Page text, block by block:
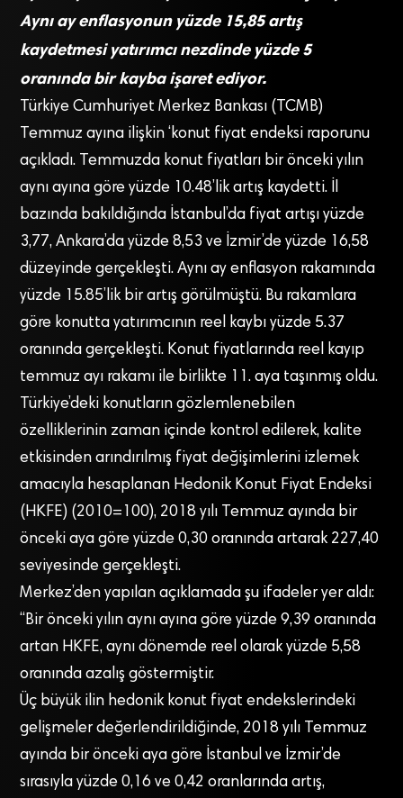
Aynı ay enflasyonun yüzde 15,85 artış
kaydetmesi yatırımcı nezdinde yüzde 5
oranında bir kayba işaret ediyor.
Türkiye Cumhuriyet Merkez Bankası (TCMB)
Temmuz ayına ilişkin ‘konut fiyat endeksi raporunu
açıkladı. Temmuzda konut fiyatları bir önceki yılın
aynı ayına göre yüzde 10.48’lik artış kaydetti. İl
bazında bakıldığında İstanbul’da fiyat artışı yüzde
3,77, Ankara’da yüzde 8,53 ve İzmir’de yüzde 16,58
düzeyinde gerçekleşti. Aynı ay enflasyon rakamında
yüzde 15.85’lik bir artış görülmüştü. Bu rakamlara
göre konutta yatırımcının reel kaybı yüzde 5.37
oranında gerçekleşti. Konut fiyatlarında reel kayıp
temmuz ayı rakamı ile birlikte 11. aya taşınmış oldu.
Türkiye’deki konutların gözlemlenebilen
özelliklerinin zaman içinde kontrol edilerek, kalite
etkisinden arındırılmış fiyat değişimlerini izlemek
amacıyla hesaplanan Hedonik Konut Fiyat Endeksi
(HKFE) (2010=100), 2018 yılı Temmuz ayında bir
önceki aya göre yüzde 0,30 oranında artarak 227,40
seviyesinde gerçekleşti.
Merkez’den yapılan açıklamada şu ifadeler yer aldı:
“Bir önceki yılın aynı ayına göre yüzde 9,39 oranında
artan HKFE, aynı dönemde reel olarak yüzde 5,58
oranında azalış göstermiştir.
Üç büyük ilin hedonik konut fiyat endekslerindeki
gelişmeler değerlendirildiğinde, 2018 yılı Temmuz
ayında bir önceki aya göre İstanbul ve İzmir’de
sırasıyla yüzde 0,16 ve 0,42 oranlarında artış,